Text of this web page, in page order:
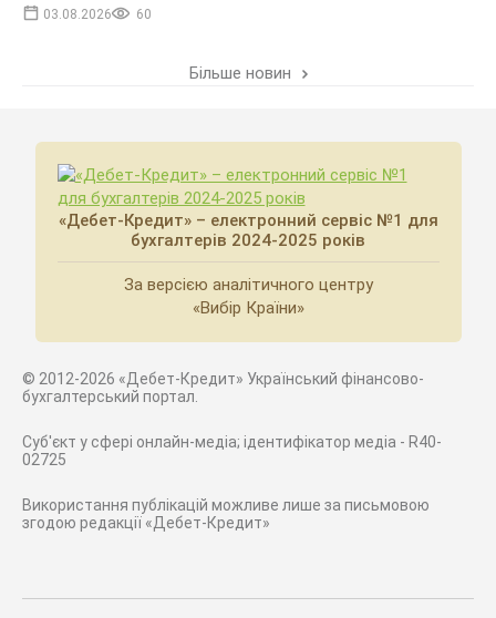
03.08.2026 60
Більше новин
«Дебет-Кредит» – електронний сервіс №1 для
бухгалтерів 2024-2025 років
За версією аналітичного центру
«Вибір Країни»
© 2012-2026 «Дебет-Кредит» Український фінансово-
бухгалтерський портал.
Суб'єкт у сфері онлайн-медіа; ідентифікатор медіа - R40-
02725
Використання публікацій можливе лише за письмовою
згодою редакції «Дебет-Кредит»